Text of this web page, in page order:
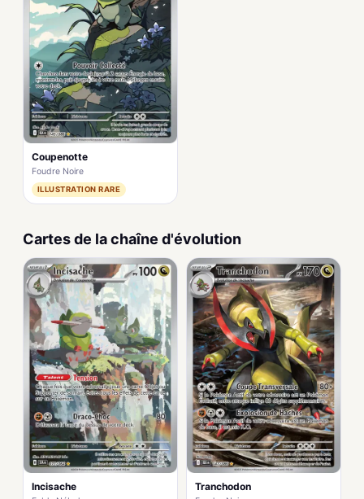
Coupenotte
Foudre Noire
ILLUSTRATION RARE
Cartes de la chaîne d'évolution
Incisache Tranchodon